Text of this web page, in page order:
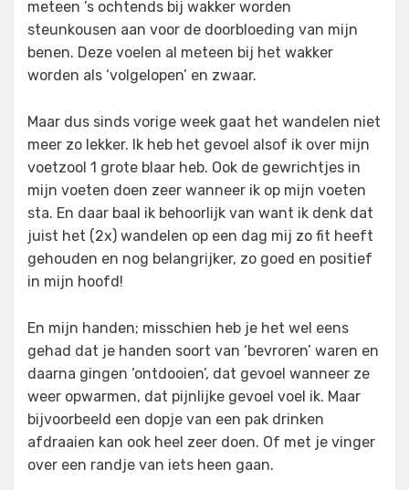
meteen ’s ochtends bij wakker worden
steunkousen aan voor de doorbloeding van mijn
benen. Deze voelen al meteen bij het wakker
worden als ‘volgelopen’ en zwaar.
Maar dus sinds vorige week gaat het wandelen niet
meer zo lekker. Ik heb het gevoel alsof ik over mijn
voetzool 1 grote blaar heb. Ook de gewrichtjes in
mijn voeten doen zeer wanneer ik op mijn voeten
sta. En daar baal ik behoorlijk van want ik denk dat
juist het (2x) wandelen op een dag mij zo fit heeft
gehouden en nog belangrijker, zo goed en positief
in mijn hoofd!
En mijn handen; misschien heb je het wel eens
gehad dat je handen soort van ‘bevroren’ waren en
daarna gingen ‘ontdooien’, dat gevoel wanneer ze
weer opwarmen, dat pijnlijke gevoel voel ik. Maar
bijvoorbeeld een dopje van een pak drinken
afdraaien kan ook heel zeer doen. Of met je vinger
over een randje van iets heen gaan.